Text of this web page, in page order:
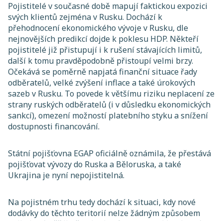
Pojistitelé v současné době mapují faktickou expozici
svých klientů zejména v Rusku. Dochází k
přehodnocení ekonomického vývoje v Rusku, dle
nejnovějších predikcí dojde k poklesu HDP. Někteří
pojistitelé již přistupují i k rušení stávajících limitů,
další k tomu pravděpodobně přistoupí velmi brzy.
Očekává se poměrně napjatá finanční situace řady
odběratelů, velké zvýšení inflace a také úrokových
sazeb v Rusku. To povede k většímu riziku neplacení ze
strany ruských odběratelů (i v důsledku ekonomických
sankcí), omezení možností platebního styku a snížení
dostupnosti financování.
Státní pojišťovna EGAP oficiálně oznámila, že přestává
pojišťovat vývozy do Ruska a Běloruska, a také
Ukrajina je nyní nepojistitelná.
Na pojistném trhu tedy dochází k situaci, kdy nové
dodávky do těchto teritorií nelze žádným způsobem